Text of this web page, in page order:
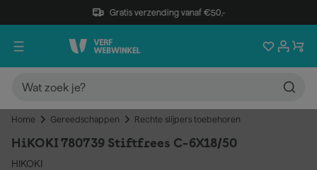
Gratis verzending vanaf €50,-
Home Gereedschappen Rechte slijpers toebehoren
HiKOKI 780739 Stiftfrees C-6X18/50
HIKOKI